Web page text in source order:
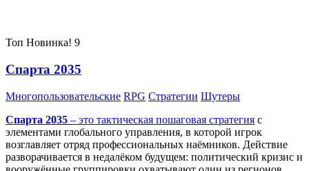
Топ Новинка! 9
Спарта 2035
Многопользовательские RPG Стратегии Шутеры
Спарта 2035 – это тактическая пошаговая стратегия с
элементами глобального управления, в которой игрок
возглавляет отряд профессиональных наёмников. Действие
разворачивается в недалёком будущем: политический кризис и